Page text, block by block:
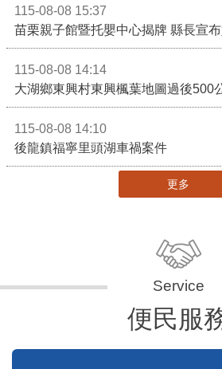
115-08-08 15:37
115-08-08 14:14
大湖鄉東興村東興楓葉地圖過後500
115-08-08 14:10
後龍鎮福寧里頭湖車禍案件
更多
便民服